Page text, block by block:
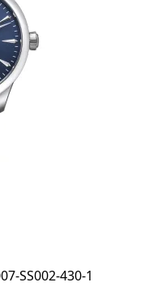
SS002-430-1